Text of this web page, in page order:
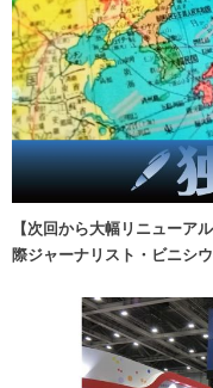
【次回から大幅リニュー
際ジャーナリスト・ビニシ